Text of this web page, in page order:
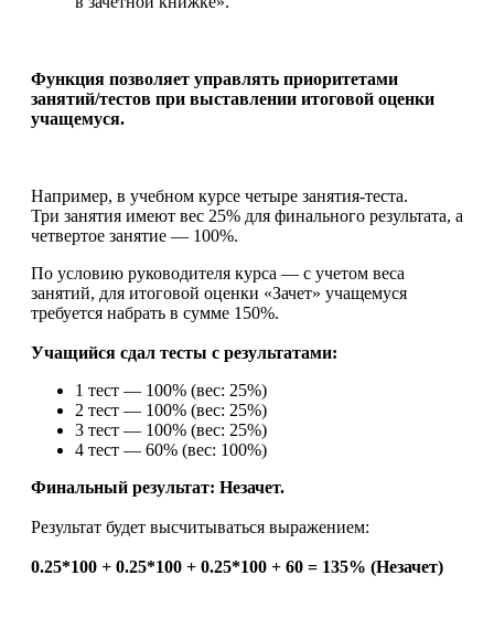
Функция позволяет управлять приоритетами
занятий/тестов при выставлении итоговой оценки
учащемуся.
Например, в учебном курсе четыре занятия-теста.
Три занятия имеют вес 25% для финального результата, а
четвертое занятие — 100%.
По условию руководителя курса — с учетом веса
занятий, для итоговой оценки «Зачет» учащемуся
требуется набрать в сумме 150%.
Учащийся сдал тесты с результатами:
1 тест — 100% (вес: 25%)
2 тест — 100% (вес: 25%)
3 тест — 100% (вес: 25%)
4 тест — 60% (вес: 100%)
Финальный результат: Незачет.
Результат будет высчитываться выражением:
0.25*100 + 0.25*100 + 0.25*100 + 60 = 135% (Незачет)